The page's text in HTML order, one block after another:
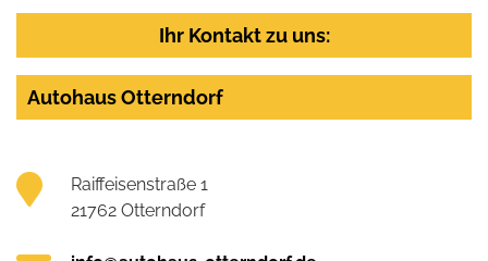
Ihr Kontakt zu uns:
Autohaus Otterndorf
Raiffeisenstraße 1
21762 Otterndorf